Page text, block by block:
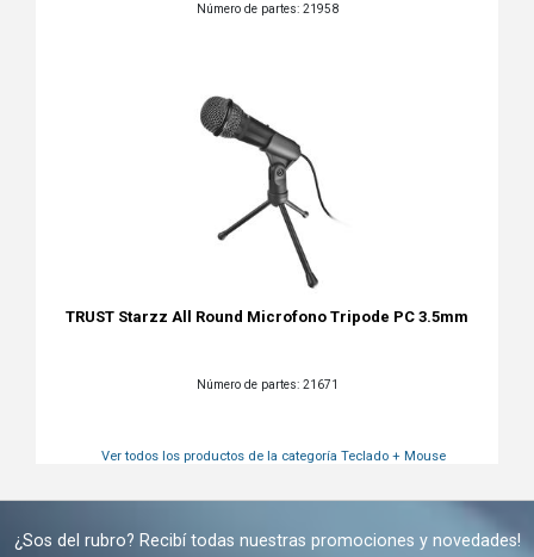
Número de partes: 21958
TRUST Starzz All Round Microfono Tripode PC 3.5mm
Número de partes: 21671
Ver todos los productos de la categoría Teclado + Mouse
¿Sos del rubro? Recibí todas nuestras promociones y novedades!